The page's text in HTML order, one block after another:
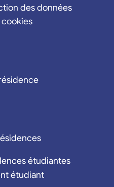
des données
étudiantes
étudiant